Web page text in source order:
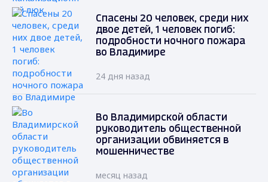
Спасены 20 человек, среди них
двое детей, 1 человек погиб:
подробности ночного пожара
во Владимире
24 дня назад
Во Владимирской области
руководитель общественной
организации обвиняется в
мошенничестве
месяц назад